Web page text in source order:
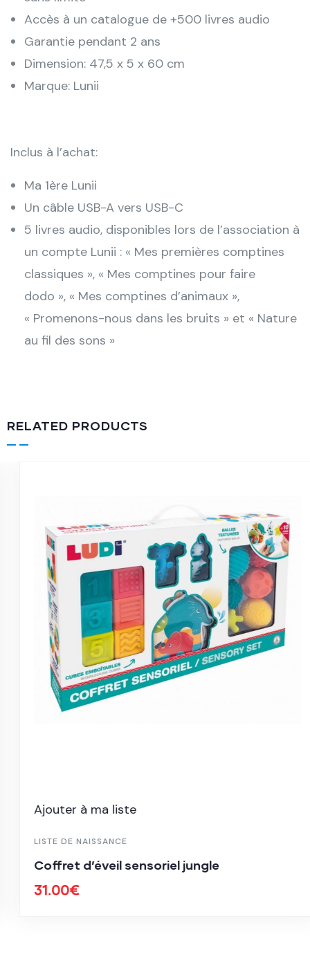
Accès à un catalogue de +500 livres audio
Garantie pendant 2 ans
Dimension: 47,5 x 5 x 60 cm
Marque: Lunii
Inclus à l’achat:
Ma 1ère Lunii
Un câble USB-A vers USB-C
5 livres audio, disponibles lors de l’association à
un compte Lunii : « Mes premières comptines
classiques », « Mes comptines pour faire
dodo », « Mes comptines d’animaux »,
« Promenons-nous dans les bruits » et « Nature
au fil des sons »
RELATED PRODUCTS
Ajouter à ma liste
LISTE DE NAISSANCE
Coffret d’éveil sensoriel jungle
31.00€